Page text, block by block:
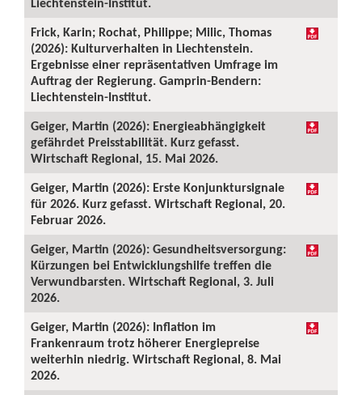
Frick, Karin; Rochat, Philippe; Milic, Thomas
(2026): Kulturverhalten in Liechtenstein.
Ergebnisse einer repräsentativen Umfrage im
Auftrag der Regierung. Gamprin-Bendern:
Liechtenstein-Institut.
Geiger, Martin (2026): Energieabhängigkeit
gefährdet Preisstabilität. Kurz gefasst.
Wirtschaft Regional, 15. Mai 2026.
Geiger, Martin (2026): Erste Konjunktursignale
für 2026. Kurz gefasst. Wirtschaft Regional, 20.
Februar 2026.
Geiger, Martin (2026): Gesundheitsversorgung:
Kürzungen bei Entwicklungshilfe treffen die
Verwundbarsten. Wirtschaft Regional, 3. Juli
2026.
Geiger, Martin (2026): Inflation im
Frankenraum trotz höherer Energiepreise
weiterhin niedrig. Wirtschaft Regional, 8. Mai
2026.